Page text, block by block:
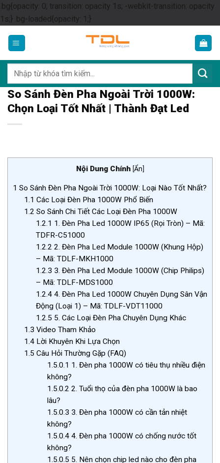
.bg{opacity: 0; transition: opacity 1s; -webkit-transition: opacity
1s;} .bg-loaded{opacity: 1;}Skip
content
kiếm:
So Sánh Đèn Pha Ngoài Trời 1000W:
Chọn Loại Tốt Nhất | Thành Đạt Led
Nội Dung Chính [Ẩn]
1 So Sánh Đèn Pha Ngoài Trời 1000W: Loại Nào Tốt Nhất?
1.1 Các Loại Đèn Pha 1000W Phổ Biến
1.2 So Sánh Chi Tiết Các Loại Đèn Pha 1000W
1.2.1 1. Đèn Pha Led 1000W IP65 (Rọi Tròn) – Mã:
TDFR-C51000
1.2.2 2. Đèn Pha Led Module 1000W (Khung Hộp)
– Mã: TDLF-MKH1000
1.2.3 3. Đèn Pha Led Module 1000W (Chip Philips)
– Mã: TDLF-MDS1000
1.2.44. Đèn Pha Led 1000W Chuyên Dụng Sân Vận
Động (Loại 1) – Mã: TDLF-VDT11000
1.2.5 5. Các Loại Đèn Pha Chuyên Dụng Khác
1.3 Video Tham Khảo
1.4 Lời Khuyên Khi Lựa Chọn
1.5 Câu Hỏi Thường Gặp (FAQ)
1.5.0.1 1. Đèn pha 1000W có tiêu thụ nhiều điện
không?
1.5.0.2 2. Tuổi thọ của đèn pha 1000W là bao
lâu?
1.5.0.3 3. Đèn pha 1000W có cần tản nhiệt
không?
1.5.0.44. Đèn pha 1000W có chống nước tốt
không?
1.5.0.5 5. Nên chọn chip led nào cho đèn pha